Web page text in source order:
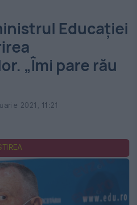
Educației
„Îmi pare rău
2021, 11:21